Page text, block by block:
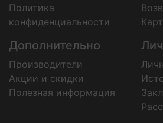
Политика
конфиденциальности
Дополнительно
Производители
Акции и скидки
Полезная информация